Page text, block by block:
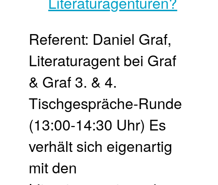
Referent: Daniel Graf,
Literaturagent bei Graf
& Graf 3. & 4.
Tischgespräche-Runde
(13:00-14:30 Uhr) Es
verhält sich eigenartig
mit den